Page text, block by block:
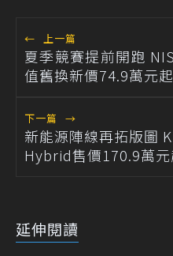
← 上一篇
夏季競賽提前開跑
值舊換新價74.9萬元起
下一篇 →
新能源陣線再拓版圖
Hybrid售價170.9萬元
延伸閱讀